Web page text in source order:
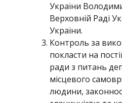
України
Верховній Раді
України.
Контроль за
покласти на
ради з питань
місцевого
людини,